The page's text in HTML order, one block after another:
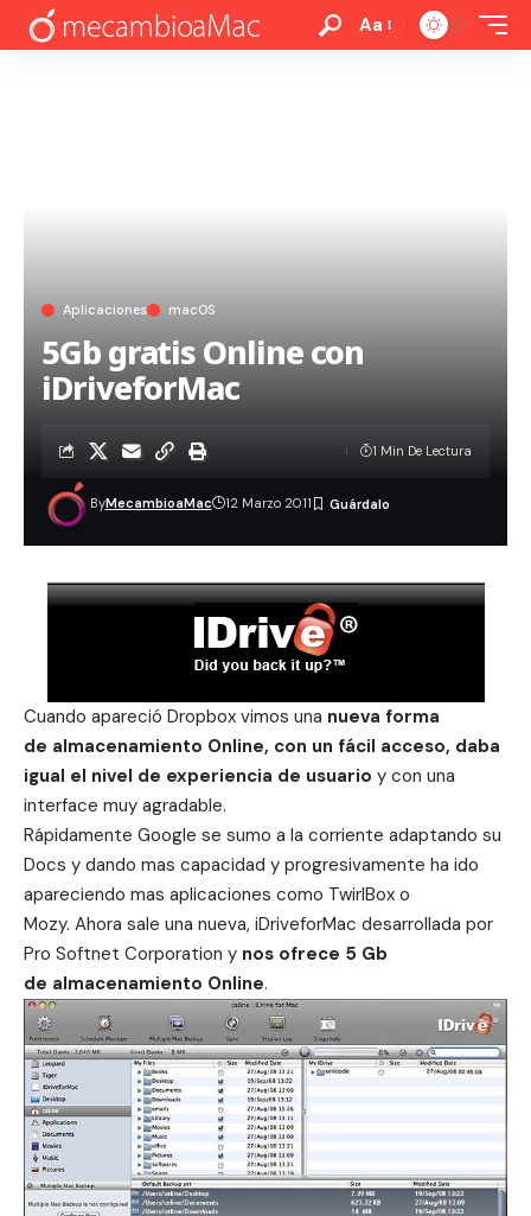
Aa
Aplicaciones macOS
5Gb gratis Online con
iDriveforMac
ByMecambioaMac 12 Marzo 2011
1 Min De Lectura
Cuando apareció Dropbox vimos una nueva forma
de almacenamiento Online, con un fácil acceso, daba
igual el nivel de experiencia de usuario y con una
interface muy agradable.
Rápidamente Google se sumo a la corriente adaptando su
Docs y dando mas capacidad y progresivamente ha ido
apareciendo mas aplicaciones como TwirlBox o
Mozy. Ahora sale una nueva, iDriveforMac desarrollada por
Pro Softnet Corporation y nos ofrece 5 Gb
de almacenamiento Online.